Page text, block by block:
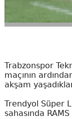
Trabzonspor
maçının
akşam
Trendyol Süper
sahasında